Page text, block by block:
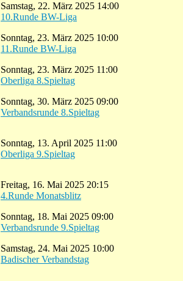
Samstag, 22. März 2025 14:00
10.Runde BW-Liga
Sonntag, 23. März 2025 10:00
11.Runde BW-Liga
Sonntag, 23. März 2025 11:00
Oberliga 8.Spieltag
Sonntag, 30. März 2025 09:00
Verbandsrunde 8.Spieltag
Sonntag, 13. April 2025 11:00
Oberliga 9.Spieltag
Freitag, 16. Mai 2025 20:15
4.Runde Monatsblitz
Sonntag, 18. Mai 2025 09:00
Verbandsrunde 9.Spieltag
Samstag, 24. Mai 2025 10:00
Badischer Verbandstag